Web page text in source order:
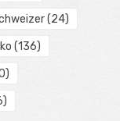
(24)
(136)